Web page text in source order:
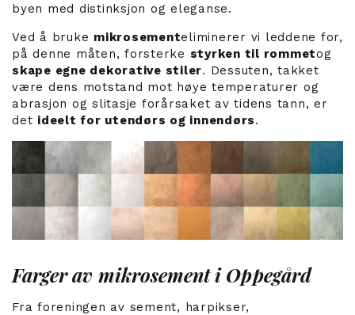
byen med distinksjon og eleganse.
Ved å bruke mikrosementeliminerer vi leddene for,
på denne måten, forsterke styrken til rommetog
skape egne dekorative stiler. Dessuten, takket
være dens motstand mot høye temperaturer og
abrasjon og slitasje forårsaket av tidens tann, er
det ideelt for utendørs og innendørs.
Farger av mikrosement i Oppegård
Fra foreningen av sement, harpikser,